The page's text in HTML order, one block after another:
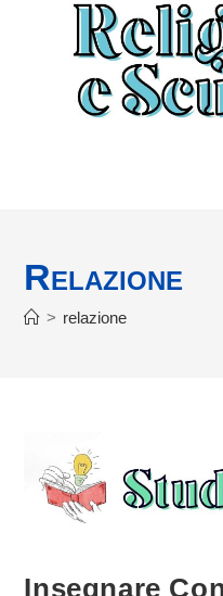
Relazione
> relazione
Insegnare